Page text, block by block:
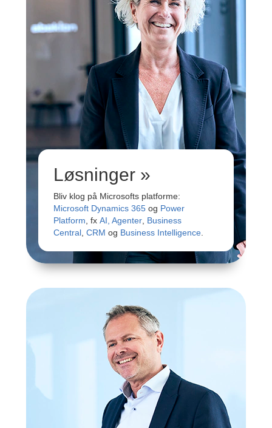
Løsninger »
Bliv klog på Microsofts platforme:
Microsoft Dynamics 365 og Power
Platform , fxAI, Agenter Business
Central ,CRM og Business Intelligence